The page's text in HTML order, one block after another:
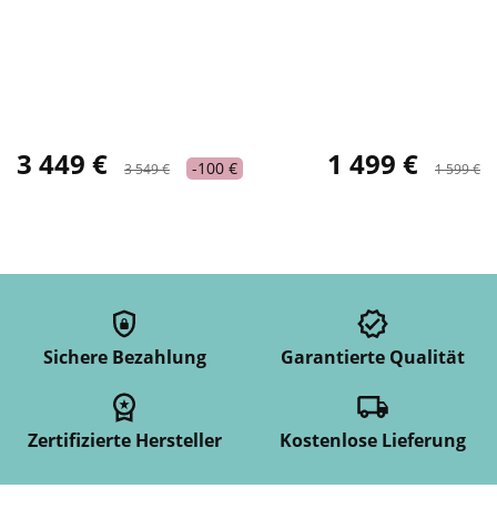
3 449 € 3 549 € -100 € 1 499 € 1 599 €
Sichere Bezahlung Garantierte Qualität
Zertifizierte Hersteller Kostenlose Lieferung